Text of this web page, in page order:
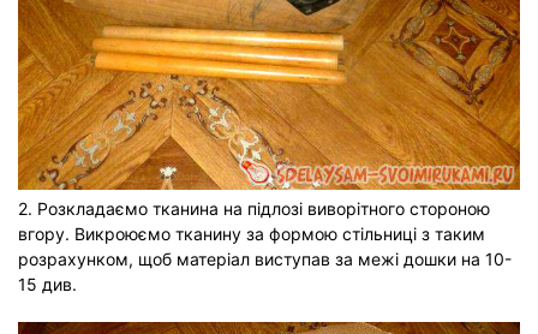
2. Розкладаємо тканина на підлозі виворітного стороною
вгору. Викроюємо тканину за формою стільниці з таким
розрахунком, щоб матеріал виступав за межі дошки на 10-
15 див.